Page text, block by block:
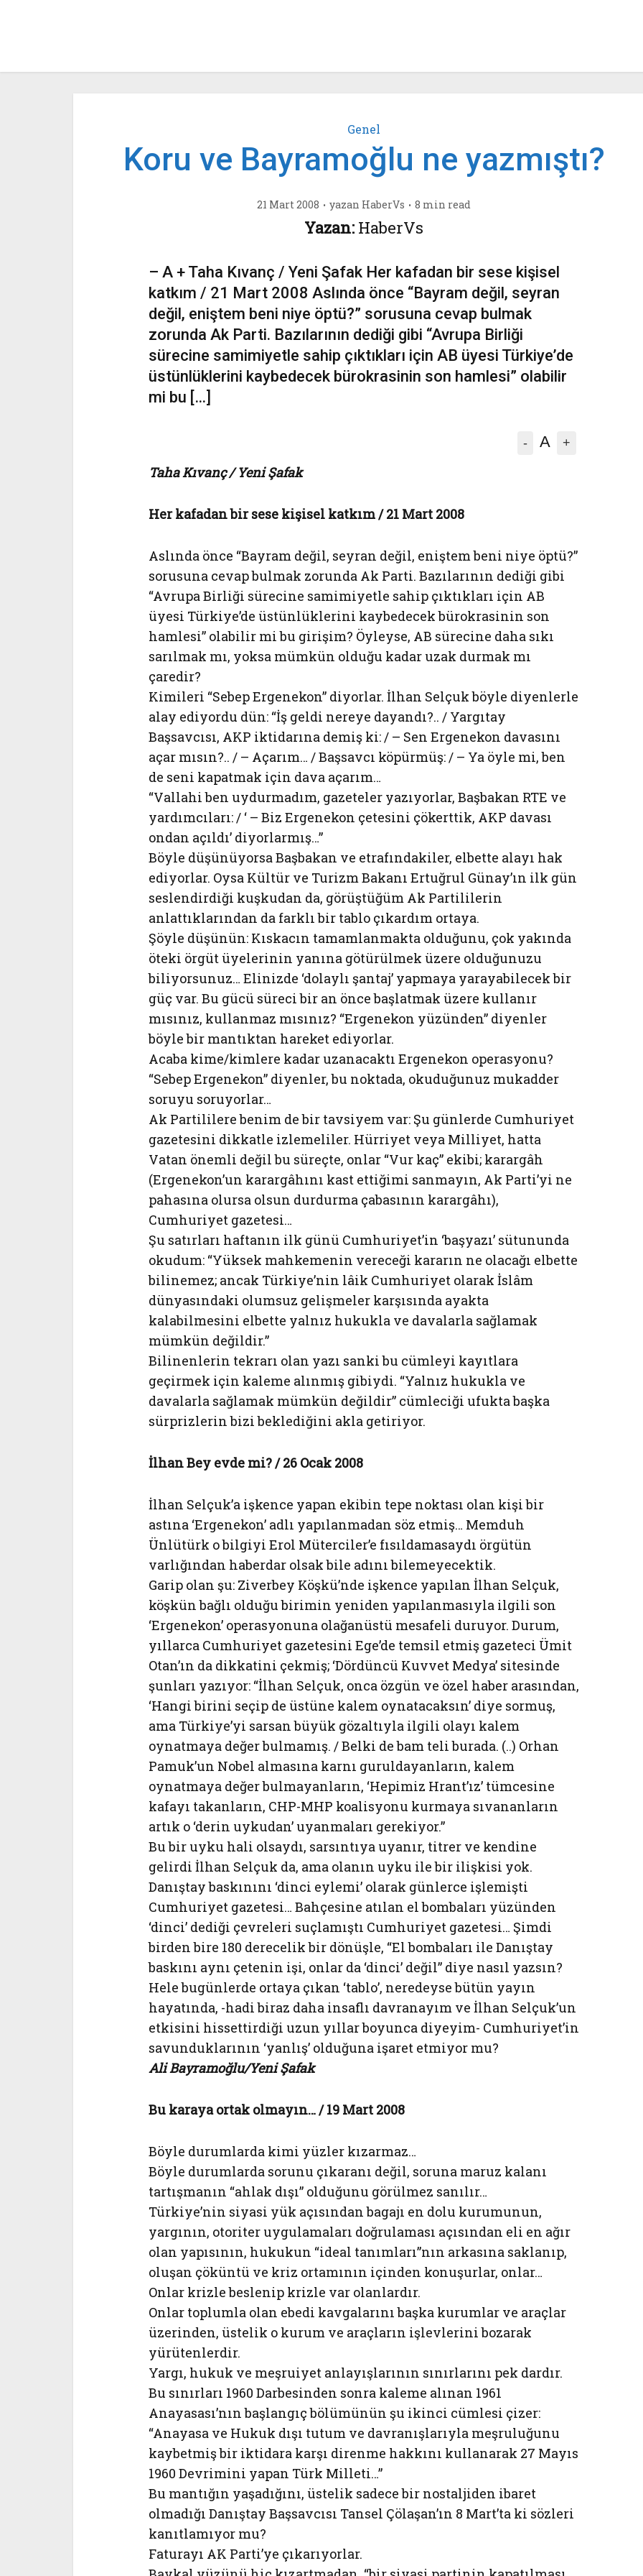
Genel
Koru ve Bayramoğlu ne yazmıştı?
21 Mart 2008 yazan HaberVs 8 min read
Yazan: HaberVs
– A + Taha Kıvanç / Yeni Şafak Her kafadan bir sese kişisel
katkım / 21 Mart 2008 Aslında önce “Bayram değil, seyran
değil, eniştem beni niye öptü?” sorusuna cevap bulmak
zorunda Ak Parti. Bazılarının dediği gibi “Avrupa Birliği
sürecine samimiyetle sahip çıktıkları için AB üyesi Türkiye’de
üstünlüklerini kaybedecek bürokrasinin son hamlesi” olabilir
mi bu […]
- A +
Taha Kıvanç / Yeni Şafak
Her kafadan bir sese kişisel katkım / 21 Mart 2008
Aslında önce “Bayram değil, seyran değil, eniştem beni niye öptü?”
sorusuna cevap bulmak zorunda Ak Parti. Bazılarının dediği gibi
“Avrupa Birliği sürecine samimiyetle sahip çıktıkları için AB
üyesi Türkiye’de üstünlüklerini kaybedecek bürokrasinin son
hamlesi” olabilir mi bu girişim? Öyleyse, AB sürecine daha sıkı
sarılmak mı, yoksa mümkün olduğu kadar uzak durmak mı
çaredir?
Kimileri “Sebep Ergenekon” diyorlar. İlhan Selçuk böyle diyenlerle
alay ediyordu dün: “İş geldi nereye dayandı?.. / Yargıtay
Başsavcısı, AKP iktidarına demiş ki: / – Sen Ergenekon davasını
açar mısın?.. / – Açarım… / Başsavcı köpürmüş: / – Ya öyle mi, ben
de seni kapatmak için dava açarım…
“Vallahi ben uydurmadım, gazeteler yazıyorlar, Başbakan RTE ve
yardımcıları: / ‘ – Biz Ergenekon çetesini çökerttik, AKP davası
ondan açıldı’ diyorlarmış…”
Böyle düşünüyorsa Başbakan ve etrafındakiler, elbette alayı hak
ediyorlar. Oysa Kültür ve Turizm Bakanı Ertuğrul Günay’ın ilk gün
seslendirdiği kuşkudan da, görüştüğüm Ak Partililerin
anlattıklarından da farklı bir tablo çıkardım ortaya.
Şöyle düşünün: Kıskacın tamamlanmakta olduğunu, çok yakında
öteki örgüt üyelerinin yanına götürülmek üzere olduğunuzu
biliyorsunuz… Elinizde ‘dolaylı şantaj’ yapmaya yarayabilecek bir
güç var. Bu gücü süreci bir an önce başlatmak üzere kullanır
mısınız, kullanmaz mısınız? “Ergenekon yüzünden” diyenler
böyle bir mantıktan hareket ediyorlar.
Acaba kime/kimlere kadar uzanacaktı Ergenekon operasyonu?
“Sebep Ergenekon” diyenler, bu noktada, okuduğunuz mukadder
soruyu soruyorlar…
Ak Partililere benim de bir tavsiyem var: Şu günlerde Cumhuriyet
gazetesini dikkatle izlemeliler. Hürriyet veya Milliyet, hatta
Vatan önemli değil bu süreçte, onlar “Vur kaç” ekibi; karargâh
(Ergenekon’un karargâhını kast ettiğimi sanmayın, Ak Parti’yi ne
pahasına olursa olsun durdurma çabasının karargâhı),
Cumhuriyet gazetesi…
Şu satırları haftanın ilk günü Cumhuriyet’in ‘başyazı’ sütununda
okudum: “Yüksek mahkemenin vereceği kararın ne olacağı elbette
bilinemez; ancak Türkiye’nin lâik Cumhuriyet olarak İslâm
dünyasındaki olumsuz gelişmeler karşısında ayakta
kalabilmesini elbette yalnız hukukla ve davalarla sağlamak
mümkün değildir.”
Bilinenlerin tekrarı olan yazı sanki bu cümleyi kayıtlara
geçirmek için kaleme alınmış gibiydi. “Yalnız hukukla ve
davalarla sağlamak mümkün değildir” cümleciği ufukta başka
sürprizlerin bizi beklediğini akla getiriyor.
İlhan Bey evde mi? / 26 Ocak 2008
İlhan Selçuk’a işkence yapan ekibin tepe noktası olan kişi bir
astına ‘Ergenekon’ adlı yapılanmadan söz etmiş… Memduh
Ünlütürk o bilgiyi Erol Müterciler’e fısıldamasaydı örgütün
varlığından haberdar olsak bile adını bilemeyecektik.
Garip olan şu: Ziverbey Köşkü’nde işkence yapılan İlhan Selçuk,
köşkün bağlı olduğu birimin yeniden yapılanmasıyla ilgili son
‘Ergenekon’ operasyonuna olağanüstü mesafeli duruyor. Durum,
yıllarca Cumhuriyet gazetesini Ege’de temsil etmiş gazeteci Ümit
Otan’ın da dikkatini çekmiş; ‘Dördüncü Kuvvet Medya’ sitesinde
şunları yazıyor: “İlhan Selçuk, onca özgün ve özel haber arasından,
‘Hangi birini seçip de üstüne kalem oynatacaksın’ diye sormuş,
ama Türkiye’yi sarsan büyük gözaltıyla ilgili olayı kalem
oynatmaya değer bulmamış. / Belki de bam teli burada. (..) Orhan
Pamuk’un Nobel almasına karnı guruldayanların, kalem
oynatmaya değer bulmayanların, ‘Hepimiz Hrant’ız’ tümcesine
kafayı takanların, CHP-MHP koalisyonu kurmaya sıvananların
artık o ‘derin uykudan’ uyanmaları gerekiyor.”
Bu bir uyku hali olsaydı, sarsıntıya uyanır, titrer ve kendine
gelirdi İlhan Selçuk da, ama olanın uyku ile bir ilişkisi yok.
Danıştay baskınını ‘dinci eylemi’ olarak günlerce işlemişti
Cumhuriyet gazetesi… Bahçesine atılan el bombaları yüzünden
‘dinci’ dediği çevreleri suçlamıştı Cumhuriyet gazetesi… Şimdi
birden bire 180 derecelik bir dönüşle, “El bombaları ile Danıştay
baskını aynı çetenin işi, onlar da ‘dinci’ değil” diye nasıl yazsın?
Hele bugünlerde ortaya çıkan ‘tablo’, neredeyse bütün yayın
hayatında, -hadi biraz daha insaflı davranayım ve İlhan Selçuk’un
etkisini hissettirdiği uzun yıllar boyunca diyeyim- Cumhuriyet’in
savunduklarının ‘yanlış’ olduğuna işaret etmiyor mu?
Ali Bayramoğlu/Yeni Şafak
Bu karaya ortak olmayın… / 19 Mart 2008
Böyle durumlarda kimi yüzler kızarmaz…
Böyle durumlarda sorunu çıkaranı değil, soruna maruz kalanı
tartışmanın “ahlak dışı” olduğunu görülmez sanılır…
Türkiye’nin siyasi yük açısından bagajı en dolu kurumunun,
yargının, otoriter uygulamaları doğrulaması açısından eli en ağır
olan yapısının, hukukun “ideal tanımları”nın arkasına saklanıp,
oluşan çöküntü ve kriz ortamının içinden konuşurlar, onlar…
Onlar krizle beslenip krizle var olanlardır.
Onlar toplumla olan ebedi kavgalarını başka kurumlar ve araçlar
üzerinden, üstelik o kurum ve araçların işlevlerini bozarak
yürütenlerdir.
Yargı, hukuk ve meşruiyet anlayışlarının sınırlarını pek dardır.
Bu sınırları 1960 Darbesinden sonra kaleme alınan 1961
Anayasası’nın başlangıç bölümünün şu ikinci cümlesi çizer:
“Anayasa ve Hukuk dışı tutum ve davranışlarıyla meşruluğunu
kaybetmiş bir iktidara karşı direnme hakkını kullanarak 27 Mayıs
1960 Devrimini yapan Türk Milleti…”
Bu mantığın yaşadığını, üstelik sadece bir nostaljiden ibaret
olmadığı Danıştay Başsavcısı Tansel Çölaşan’ın 8 Mart’ta ki sözleri
kanıtlamıyor mu?
Faturayı AK Parti’ye çıkarıyorlar.